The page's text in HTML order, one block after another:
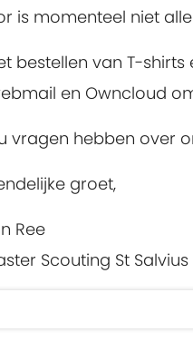
is momenteel niet
bestellen van T-shirts
en Owncloud
vragen hebben over
groet,
Ree
Scouting St Salvius